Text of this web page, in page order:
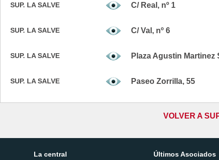
SUP. LA SALVE C/ Real, nº 1
SUP. LA SALVE C/ Val, nº 6
SUP. LA SALVE Plaza Agustin Martinez
SUP. LA SALVE Paseo Zorrilla, 55
VOLVER A
La central Últimos Asociados